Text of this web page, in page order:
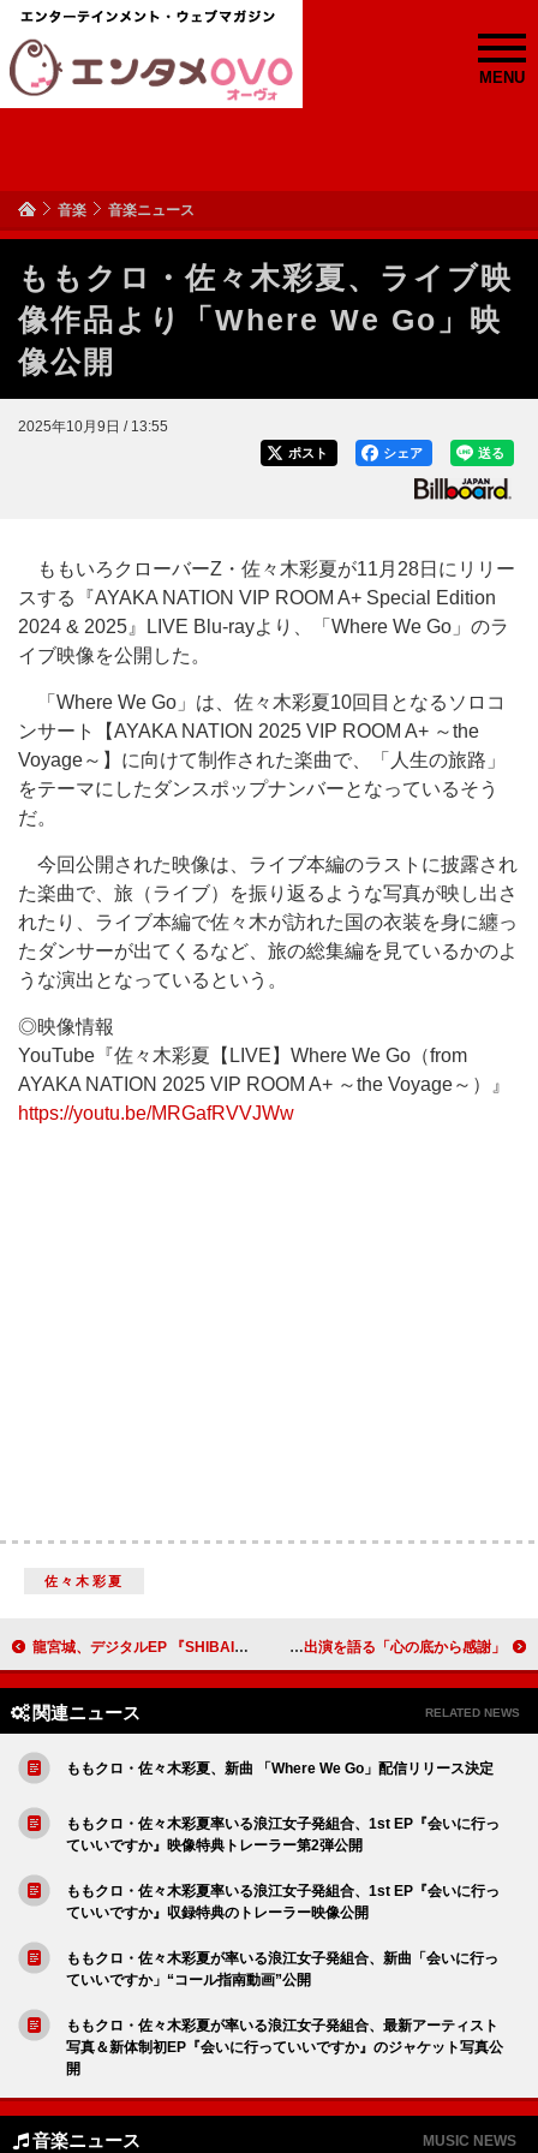
MENU
音楽 音楽ニュース
ももクロ・佐々木彩夏、ライブ映
像作品より「Where We Go」映
像公開
2025年10月9日 / 13:55
送る
シェア
ポスト
ももいろクローバーZ・佐々木彩夏が11月28日にリリー
スする『AYAKA NATION VIP ROOM A+ Special Edition
2024 & 2025』LIVE Blu-rayより、「Where We Go」のラ
イブ映像を公開した。
「Where We Go」は、佐々木彩夏10回目となるソロコ
ンサート【AYAKA NATION 2025 VIP ROOM A+ ～the
Voyage～】に向けて制作された楽曲で、「人生の旅路」
をテーマにしたダンスポップナンバーとなっているそう
だ。
今回公開された映像は、ライブ本編のラストに披露され
た楽曲で、旅（ライブ）を振り返るような写真が映し出さ
れたり、ライブ本編で佐々木が訪れた国の衣装を身に纏っ
たダンサーが出てくるなど、旅の総集編を見ているかのよ
うな演出となっているという。
◎映像情報
YouTube『佐々木彩夏【LIVE】Where We Go（from
AYAKA NATION 2025 VIP ROOM A+ ～the Voyage～）』
https://youtu.be/MRGafRVVJWw
佐々木彩夏
龍宮城、デジタルEP 『SHIBAI』リリース タイラー・ザ・クリエイター、『Marty Supreme』サプライズ上映で初の映画出演を語る「心の底から感謝」
関連ニュース RELATED NEWS
ももクロ・佐々木彩夏、新曲 「Where We Go」配信リリース決定
ももクロ・佐々木彩夏率いる浪江女子発組合、1st EP『会いに行っ
ていいですか』映像特典トレーラー第2弾公開
ももクロ・佐々木彩夏率いる浪江女子発組合、1st EP『会いに行っ
ていいですか』収録特典のトレーラー映像公開
ももクロ・佐々木彩夏が率いる浪江女子発組合、新曲「会いに行っ
ていいですか」“コール指南動画”公開
ももクロ・佐々木彩夏が率いる浪江女子発組合、最新アーティスト
写真＆新体制初EP『会いに行っていいですか』のジャケット写真公
開
音楽ニュース MUSIC NEWS